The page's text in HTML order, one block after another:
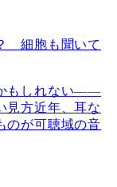
細胞も聞いて
もしれない――
見方近年、耳な
のが可聴域の音